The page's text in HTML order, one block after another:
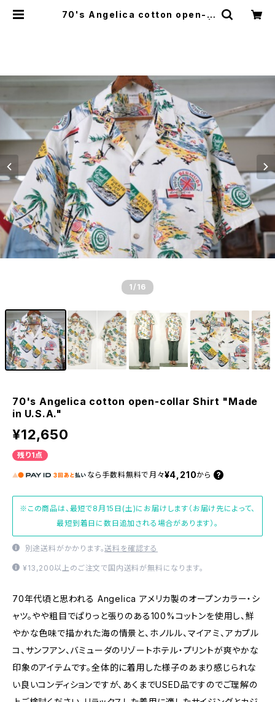
70's Angelica cotton open-c
1 /16
70's Angelica cotton open-collar Shirt "Made
in U.S.A."
¥12,650
残り1点
なら 手数料無料で 月々¥4,210から
※この商品は、最短で8月15日(土)にお届けします（お届け先によって、
最短到着日に数日追加される場合があります）。
別途送料がかかります。送料を確認する
¥13,200以上のご注文で国内送料が無料になります。
70年代頃と思われる Angelica アメリカ製のオープンカラー・シ
ャツ。やや粗目でぱりっと張りのある100%コットンを使用し、鮮
やかな色味で描かれた海の情景と、ホノルル、マイアミ、アカプル
コ、サンフアン、バミューダのリゾートホテル・プリントが爽やかな
印象のアイテムです。全体的に着用した様子のあまり感じられな
い良いコンディションですが、あくまでUSED品ですのでご理解の